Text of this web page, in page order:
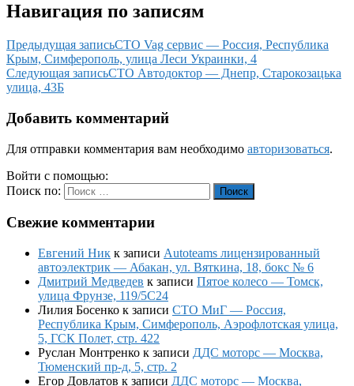
Навигация по записям
Предыдущая записьСТО Vag сервис — Россия, Республика
Крым, Симферополь, улица Леси Украинки, 4
Следующая записьСТО Автодоктор — Днепр, Старокозацька
улица, 43Б
Добавить комментарий
Для отправки комментария вам необходимо авторизоваться.
Войти с помощью:
Поиск по:
Поиск
Свежие комментарии
Евгений Ник к записи Autoteams лицензированный
автоэлектрик — Абакан, ул. Вяткина, 18, бокс № 6
Дмитрий Медведев к записи Пятое колесо — Томск,
улица Фрунзе, 119/5С24
Лилия Босенко к записи СТО МиГ — Россия,
Республика Крым, Симферополь, Аэрофлотская улица,
5, ГСК Полет, стр. 422
Руслан Монтренко к записи ДДС моторс — Москва,
Тюменский пр-д, 5, стр. 2
Егор Довлатов к записи ДДС моторс — Москва,